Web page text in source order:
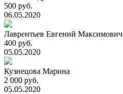
500 руб.
06.05.2020
Лаврентьев Евгений Максимович
400 руб.
05.05.2020
Кузнецова Марина
2 000 руб.
05.05.2020